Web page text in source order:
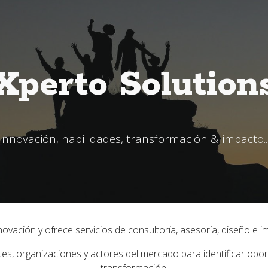
perto
habilidades, transformación &
y ofrece servicios de consultoría, asesoría, diseño e
organizaciones y actores del mercado para identificar